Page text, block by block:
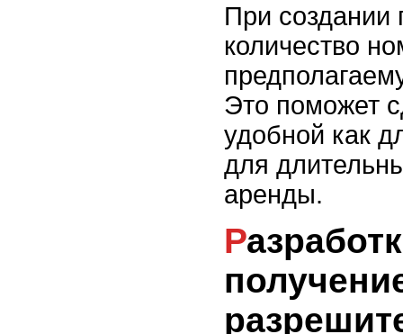
При создании
количество
Это поможет
удобной как
для
аренды.
Разработка проекта и